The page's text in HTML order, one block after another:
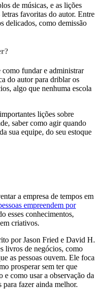
de músicas, e as lições
favoritas do autor. Entre
delicados, como demissão
como fundar e administrar
do autor para driblar os
algo que nenhuma escola
lições sobre
saber como agir quando
sua equipe, do seu estoque
a empresa de tempos em
empreendem por
esses conhecimentos,
criativos.
por Jason Fried e David H.
livros de negócios, como
as pessoas ouvem. Ele foca
prosperar sem ter que
e como usar a observação da
fazer ainda melhor.